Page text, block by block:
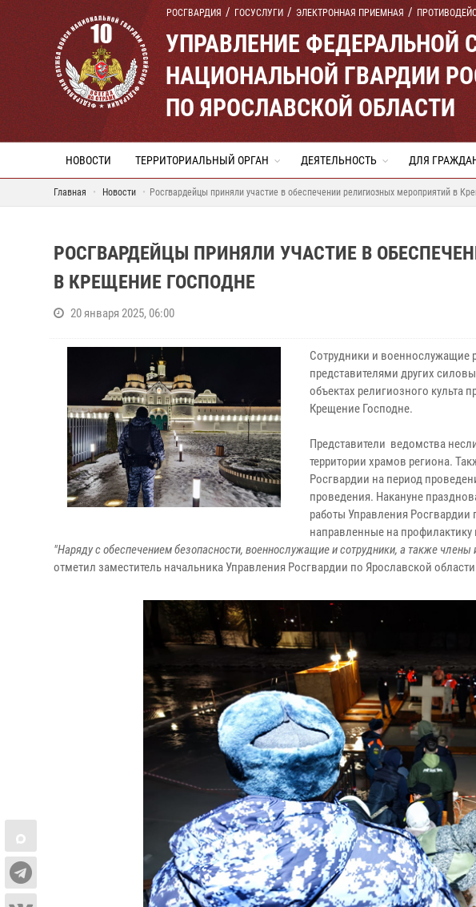
РОСГВАРДИЯ ГОСУСЛУГИ ЭЛЕКТРОННАЯ ПРИЕМНАЯ
УПРАВЛЕНИЕ ФЕДЕРАЛЬНОЙ
НАЦИОНАЛЬНОЙ ГВАРДИИ
ПО ЯРОСЛАВСКОЙ ОБЛАСТИ
НОВОСТИ ТЕРРИТОРИАЛЬНЫЙ ОРГАН ДЕЯТЕЛЬНОСТЬ ДЛЯ
Главная Новости Росгвардейцы приняли участие в обеспечении религиозных мероприятий в
РОСГВАРДЕЙЦЫ ПРИНЯЛИ УЧАСТИЕ В
В КРЕЩЕНИЕ ГОСПОДНЕ
20 января 2025, 06:00
Сотрудники и военнослужащие
представителями других
объектах религиозного культа
Крещение Господне.
Представители ведомства
территории храмов региона.
Росгвардии на период
проведения. Накануне
работы Управления
направленные на
"Наряду с обеспечением безопасности, военнослужащие и сотрудники, а также
отметил заместитель начальника Управления Росгвардии по Ярославской